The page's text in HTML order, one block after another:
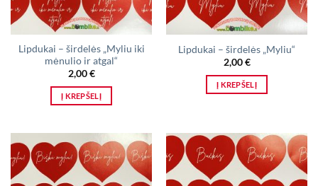
Lipdukai – širdelės „Myliu iki
mėnulio ir atgal“
2,00€
Į KREPŠELĮ
Lipdukai – širdelės „Myliu“
2,00€
Į KREPŠELĮ